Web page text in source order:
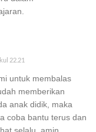
22.21
untuk membalas
memberikan
anak didik, maka
coba bantu terus dan
selalu. amin